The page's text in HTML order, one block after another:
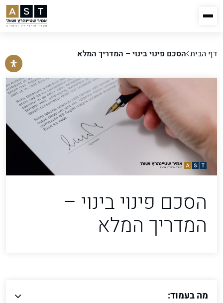
דף הבית הסכם פינוי בינוי – המדריך המלא
הסכם פינוי בינוי –
המדריך המלא
מה בעמוד: